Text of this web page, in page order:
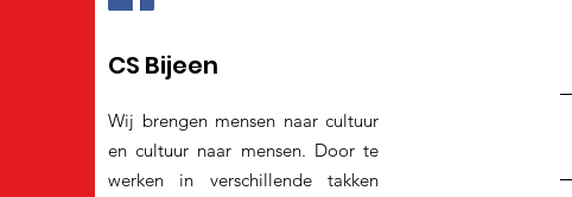
CS Bijeen
Wij brengen mensen naar cultuur
en cultuur naar mensen. Door te
werken in verschillende takken